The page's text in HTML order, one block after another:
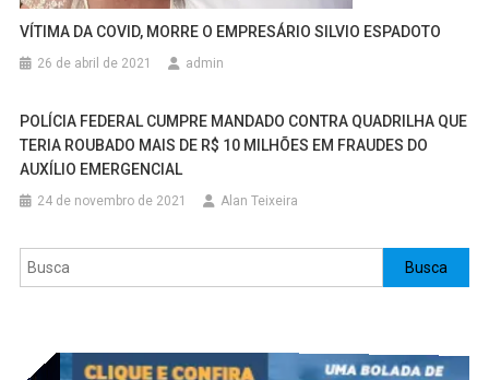
VÍTIMA DA COVID, MORRE O EMPRESÁRIO SILVIO ESPADOTO
26 de abril de 2021 admin
POLÍCIA FEDERAL CUMPRE MANDADO CONTRA QUADRILHA QUE
TERIA ROUBADO MAIS DE R$ 10 MILHÕES EM FRAUDES DO
AUXÍLIO EMERGENCIAL
24 de novembro de 2021 Alan Teixeira
Pesquisar Busca